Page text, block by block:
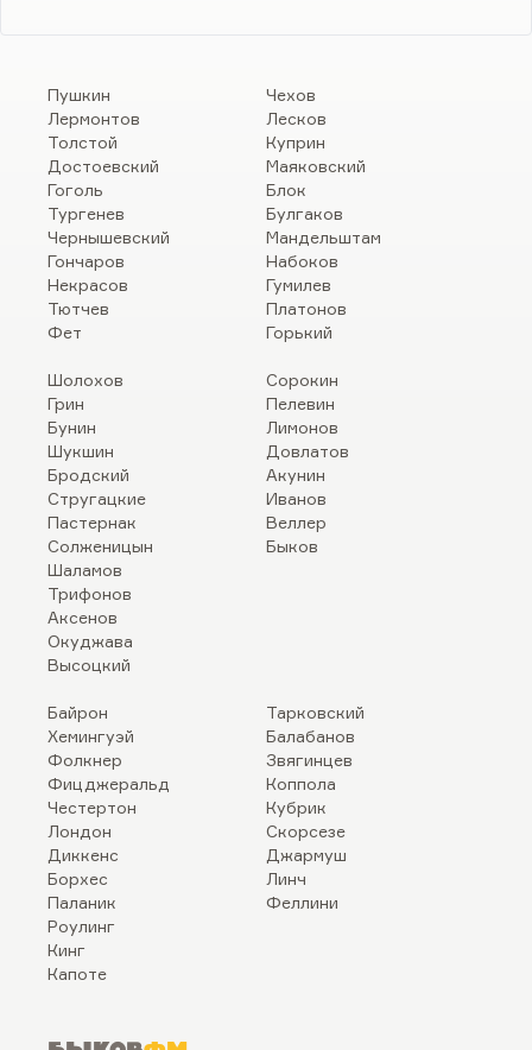
Пушкин
Лермонтов
Толстой
Достоевский
Гоголь
Тургенев
Чернышевский
Гончаров
Некрасов
Тютчев
Фет
Чехов
Лесков
Куприн
Маяковский
Блок
Булгаков
Мандельштам
Набоков
Гумилев
Платонов
Горький
Шолохов
Грин
Бунин
Шукшин
Бродский
Стругацкие
Пастернак
Солженицын
Шаламов
Трифонов
Аксенов
Окуджава
Высоцкий
Сорокин
Пелевин
Лимонов
Довлатов
Акунин
Иванов
Веллер
Быков
Байрон
Хемингуэй
Фолкнер
Фицджеральд
Честертон
Лондон
Диккенс
Борхес
Паланик
Роулинг
Кинг
Капоте
Тарковский
Балабанов
Звягинцев
Коппола
Кубрик
Скорсезе
Джармуш
Линч
Феллини